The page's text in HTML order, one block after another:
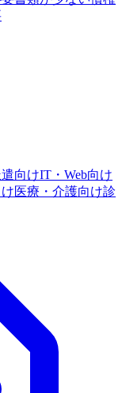
向けIT・Web向け
医療・介護向け診